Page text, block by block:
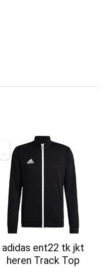
adidas ent22 tk jkt
heren Track Top